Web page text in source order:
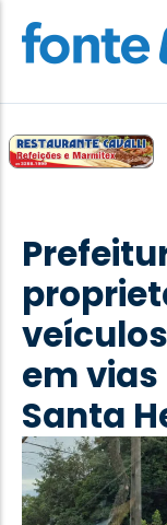
Destaque
Esporte
Geral
Obituário
Paraguai
Paraná
Política
em
Santa